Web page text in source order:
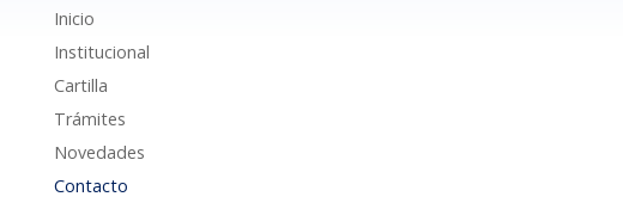
Inicio
Institucional
Cartilla
Trámites
Novedades
Contacto